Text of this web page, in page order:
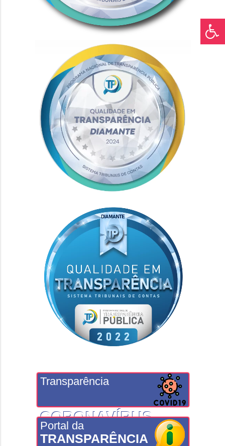
Transparência
CORONAVÍRUS
Portal da
TRANSPARÊNCIA